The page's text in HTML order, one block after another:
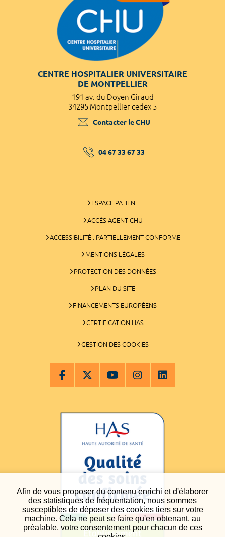
Afin de vous proposer du contenu enrichi et d'élaborer
des statistiques de fréquentation, nous sommes
susceptibles de déposer des cookies tiers sur votre
machine. Cela ne peut se faire qu'en obtenant, au
préalable, votre consentement pour chacun de ces
CENTRE HOSPITALIER UNIVERSITAIRE
DE MONTPELLIER
191 av. du Doyen Giraud
34295 Montpellier cedex 5
Contacter le CHU
04 67 33 67 33
ESPACE PATIENT
ACCÈS AGENT CHU
ACCESSIBILITÉ : PARTIELLEMENT CONFORME
MENTIONS LÉGALES
PROTECTION DES DONNÉES
PLAN DU SITE
FINANCEMENTS EUROPÉENS
CERTIFICATION HAS
GESTION DES COOKIES